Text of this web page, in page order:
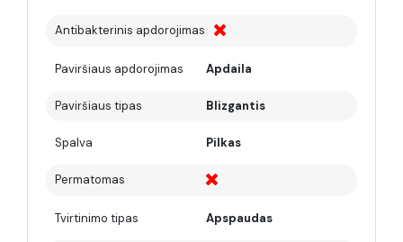
Antibakterinis apdorojimas
Paviršiaus apdorojimas Apdaila
Paviršiaus tipas Blizgantis
Spalva Pilkas
Permatomas
Tvirtinimo tipas Apspaudas